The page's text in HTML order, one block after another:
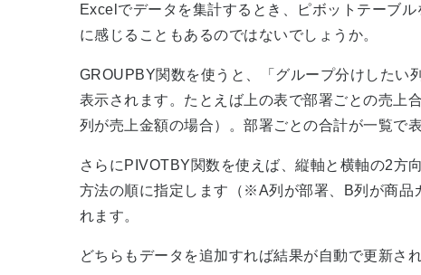
Excelでデータを集計するとき、ピボットテーブ
に感じることもあるのではないでしょうか。
GROUPBY関数を使うと、「グループ分けしたい
表示されます。たとえば上の表で部署ごとの売
列が売上金額の場合）。部署ごとの合計が一覧で
さらにPIVOTBY関数を使えば、縦軸と横軸の2方
方法の順に指定します（※A列が部署、B列が商品
れます。
どちらもデータを追加すれば結果が自動で更新さ